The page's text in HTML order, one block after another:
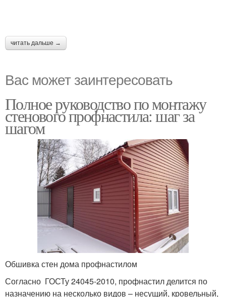
читать дальше →
Вас может заинтересовать
Полное руководство по монтажу
стенового профнастила: шаг за
шагом
Обшивка стен дома профнастилом
Согласно ГОСТу 24045-2010, профнастил делится по
назначению на несколько видов – несущий, кровельный,